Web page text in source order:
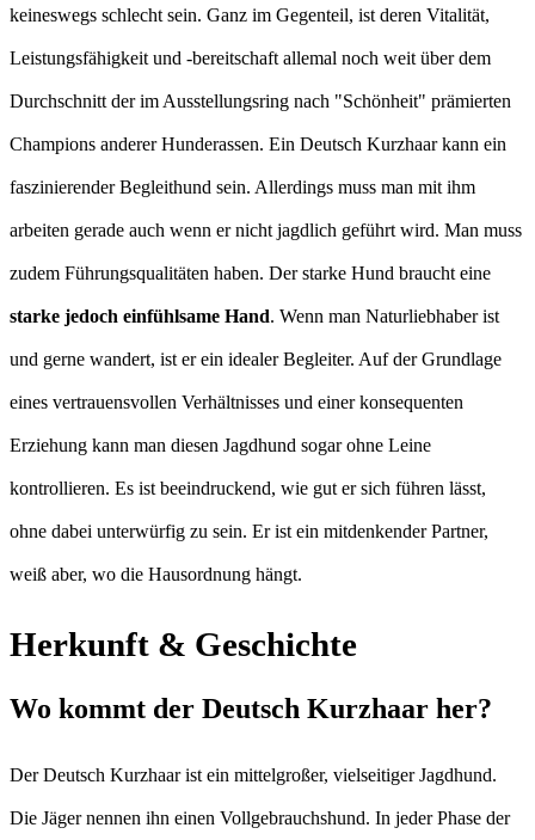
keineswegs schlecht sein. Ganz im Gegenteil, ist deren Vitalität,
Leistungsfähigkeit und -bereitschaft allemal noch weit über dem
Durchschnitt der im Ausstellungsring nach "Schönheit" prämierten
Champions anderer Hunderassen. Ein Deutsch Kurzhaar kann ein
faszinierender Begleithund sein. Allerdings muss man mit ihm
arbeiten gerade auch wenn er nicht jagdlich geführt wird. Man muss
zudem Führungsqualitäten haben. Der starke Hund braucht eine
starke jedoch einfühlsame Hand. Wenn man Naturliebhaber ist
und gerne wandert, ist er ein idealer Begleiter. Auf der Grundlage
eines vertrauensvollen Verhältnisses und einer konsequenten
Erziehung kann man diesen Jagdhund sogar ohne Leine
kontrollieren. Es ist beeindruckend, wie gut er sich führen lässt,
ohne dabei unterwürfig zu sein. Er ist ein mitdenkender Partner,
weiß aber, wo die Hausordnung hängt.
Herkunft & Geschichte
Wo kommt der Deutsch Kurzhaar her?
Der Deutsch Kurzhaar ist ein mittelgroßer, vielseitiger Jagdhund.
Die Jäger nennen ihn einen Vollgebrauchshund. In jeder Phase der